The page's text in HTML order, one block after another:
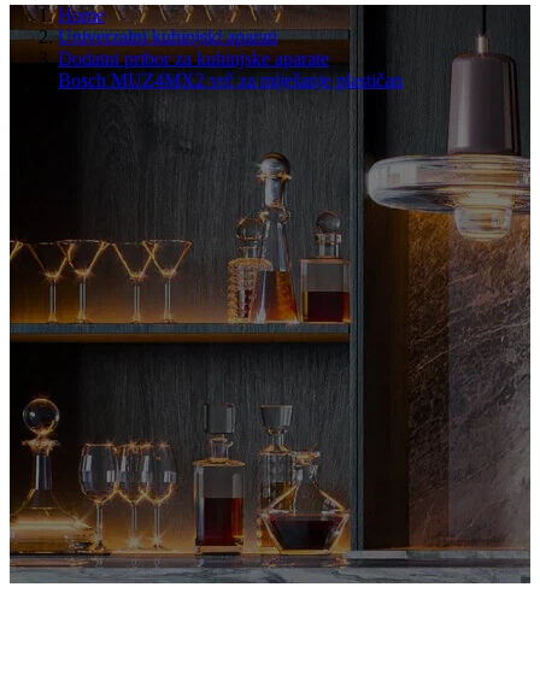
Home
Univerzalni kuhinjski aparati
Dodatni pribor za kuhinjske aparate
Bosch MUZ4MX2 vrč za miješanje plastičan